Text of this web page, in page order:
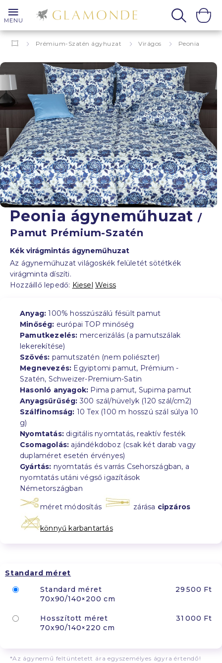
MENU
Prémium-Szatén ágyhuzat Virágos Peonia
Peonia ágyneműhuzat /
Pamut Prémium-Szatén
Kék virágmintás ágyneműhuzat
Az ágyneműhuzat világoskék felületét sötétkék
virágminta díszíti.
Hozzáillő lepedő: Kiesel Weiss
Anyag: 100% hosszúszálú fésült pamut
Minőség: európai TOP minőség
Pamutkezelés: mercerizálás (a pamutszálak
lekerekítése)
Szövés: pamutszatén (nem poliészter)
Megnevezés: Egyiptomi pamut, Prémium -
Szatén, Schweizer-Premium-Satin
Hasonló anyagok: Pima pamut, Supima pamut
Anyagsűrűség: 300 szál/hüvelyk (120 szál/cm2)
Szálfinomság: 10 Tex (100 m hosszú szál súlya 10
g)
Nyomtatás: digitális nyomtatás, reaktív festék
Csomagolás: ajándékdoboz (csak két darab vagy
duplaméret esetén érvényes)
Gyártás: nyomtatás és varrás Csehországban, a
nyomtatás utáni végső igazítások
Németországban
méret módosítás zárása cipzáros
könnyű karbantartás
Standard méret
Standard méret
70x90/140×200 cm
29 500 Ft
Hosszított méret
70x90/140×220 cm
31 000 Ft
*Az ágynemű feltüntetett ára egyszemélyes ágyra értendő!